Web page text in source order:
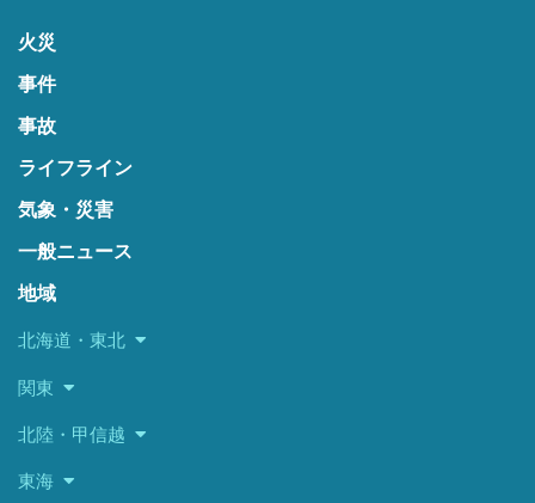
火災
事件
事故
ライフライン
気象・災害
一般ニュース
地域
北海道・東北
関東
北陸・甲信越
東海